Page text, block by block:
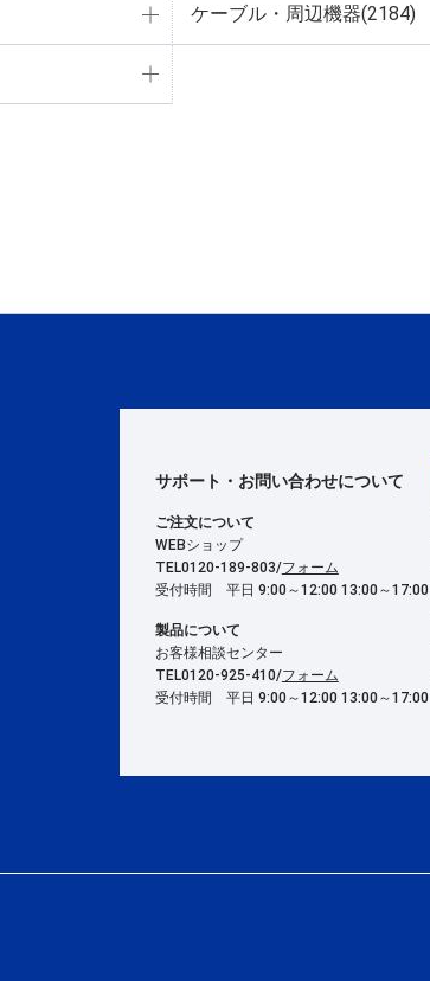
ケーブル・周辺機器(2184)
サポート・お問い合わせについて
ご注文について
WEBショップ
TEL0120-189-803/フォーム
受付時間 平日 9:00～12:00 13:00～17:00
製品について
お客様相談センター
TEL0120-925-410/フォーム
受付時間 平日 9:00～12:00 13:00～17:00